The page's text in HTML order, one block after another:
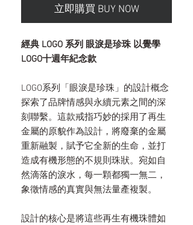
立即購買 BUY NOW
經典 LOGO 系列 眼淚是珍珠 以覺學
LOGO十週年紀念款
LOGO系列「眼淚是珍珠」的設計概念
探索了品牌情感與永續元素之間的深
刻聯繫。這款戒指巧妙的採用了再生
金屬的原貌作為設計，將廢棄的金屬
重新融製，賦予它全新的生命，並打
造成有機形態的不規則珠狀。宛如自
然滴落的淚水，每一顆都獨一無二，
象徵情感的真實與無法量產複製。
設計的核心是將這些再生有機珠體如